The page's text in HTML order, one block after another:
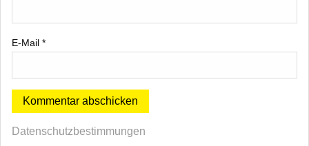
E-Mail *
Datenschutzbestimmungen